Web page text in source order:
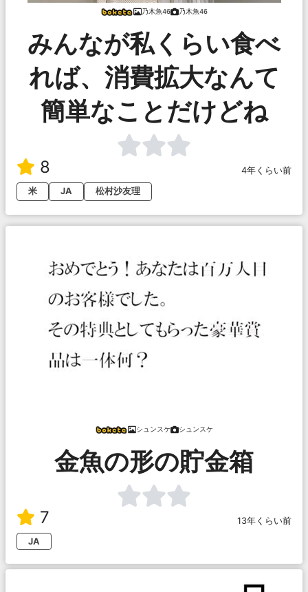
乃木魚46 乃木魚46
みんなが私くらい食べ
れば、消費拡大なんて
簡単なことだけどね
8
4年くらい前
米
JA 松村沙友理
シュンスケ シュンスケ
金魚の形の貯金箱
7
13年くらい前
JA